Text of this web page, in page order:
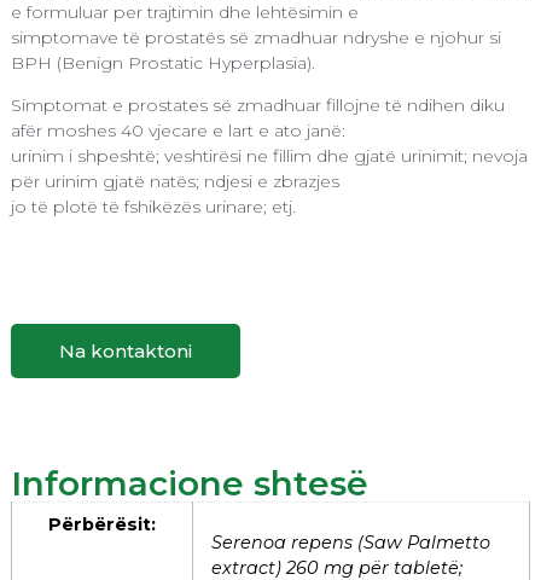
e formuluar per trajtimin dhe lehtësimin e
simptomave të prostatës së zmadhuar ndryshe e njohur si
BPH (Benign Prostatic Hyperplasia).
Simptomat e prostates së zmadhuar fillojne të ndihen diku
afër moshes 40 vjecare e lart e ato janë:
urinim i shpeshtë; veshtirësi ne fillim dhe gjatë urinimit; nevoja
për urinim gjatë natës; ndjesi e zbrazjes
jo të plotë të fshikëzës urinare; etj.
Na kontaktoni
Informacione shtesë
Përbërësit:
Serenoa repens (Saw Palmetto
extract) 260 mg për tabletë;